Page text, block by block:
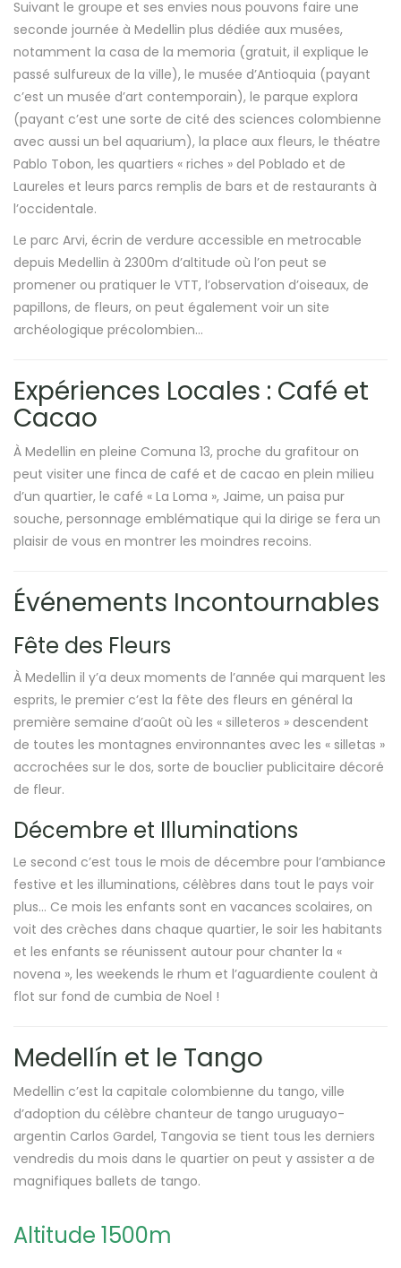
Suivant le groupe et ses envies nous pouvons faire une
seconde journée à Medellin plus dédiée aux musées,
notamment la casa de la memoria (gratuit, il explique le
passé sulfureux de la ville), le musée d’Antioquia (payant
c’est un musée d’art contemporain), le parque explora
(payant c’est une sorte de cité des sciences colombienne
avec aussi un bel aquarium), la place aux fleurs, le théatre
Pablo Tobon, les quartiers « riches » del Poblado et de
Laureles et leurs parcs remplis de bars et de restaurants à
l’occidentale.
Le parc Arvi, écrin de verdure accessible en metrocable
depuis Medellin à 2300m d’altitude où l’on peut se
promener ou pratiquer le VTT, l’observation d’oiseaux, de
papillons, de fleurs, on peut également voir un site
archéologique précolombien…
Expériences Locales : Café et
Cacao
À Medellin en pleine Comuna 13, proche du grafitour on
peut visiter une finca de café et de cacao en plein milieu
d’un quartier, le café « La Loma », Jaime, un paisa pur
souche, personnage emblématique qui la dirige se fera un
plaisir de vous en montrer les moindres recoins.
Événements Incontournables
Fête des Fleurs
À Medellin il y’a deux moments de l’année qui marquent les
esprits, le premier c’est la fête des fleurs en général la
première semaine d’août où les « silleteros » descendent
de toutes les montagnes environnantes avec les « silletas »
accrochées sur le dos, sorte de bouclier publicitaire décoré
de fleur.
Décembre et Illuminations
Le second c’est tous le mois de décembre pour l’ambiance
festive et les illuminations, célèbres dans tout le pays voir
plus… Ce mois les enfants sont en vacances scolaires, on
voit des crèches dans chaque quartier, le soir les habitants
et les enfants se réunissent autour pour chanter la «
novena », les weekends le rhum et l’aguardiente coulent à
flot sur fond de cumbia de Noel !
Medellín et le Tango
Medellin c’est la capitale colombienne du tango, ville
d’adoption du célèbre chanteur de tango uruguayo-
argentin Carlos Gardel, Tangovia se tient tous les derniers
vendredis du mois dans le quartier on peut y assister a de
magnifiques ballets de tango.
Altitude 1500m